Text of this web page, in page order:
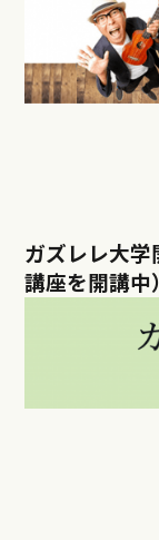
ガズレレ大
講座を開講中）